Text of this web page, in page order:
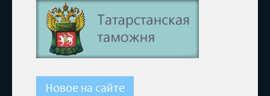
Новое на сайте